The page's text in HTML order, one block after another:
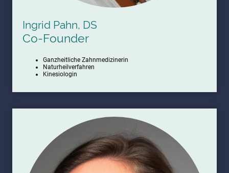
Ingrid Pahn, DS
Co-Founder
Ganzheitliche Zahnmedizinerin
Naturheilverfahren
Kinesiologin